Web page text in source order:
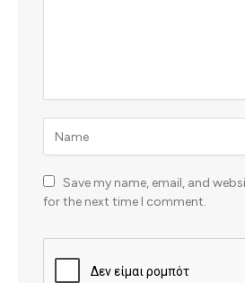
Save my name, email, and
for the next time I comment.